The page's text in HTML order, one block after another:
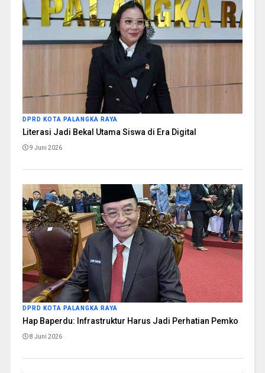
DPRD KOTA PALANGKA RAYA
Literasi Jadi Bekal Utama Siswa di Era Digital
9 Juni 2026
DPRD KOTA PALANGKA RAYA
Hap Baperdu: Infrastruktur Harus Jadi Perhatian Pemko
8 Juni 2026